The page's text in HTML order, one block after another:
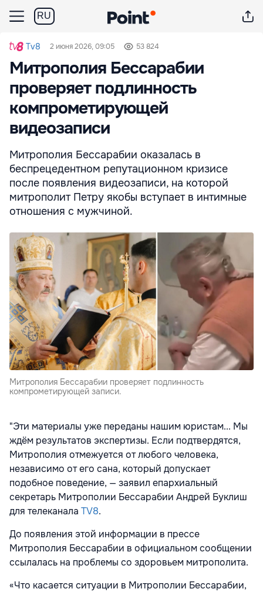
RU
Tv8 2 июня 2026, 09:05 53 824
Митрополия Бессарабии
проверяет подлинность
компрометирующей
видеозаписи
Митрополия Бессарабии оказалась в
беспрецедентном репутационном кризисе
после появления видеозаписи, на которой
митрополит Петру якобы вступает в интимные
отношения с мужчиной.
Митрополия Бессарабии проверяет подлинность
компрометирующей записи.
"Эти материалы уже переданы нашим юристам... Мы
ждём результатов экспертизы. Если подтвердятся,
Митрополия отмежуется от любого человека,
независимо от его сана, который допускает
подобное поведение, — заявил епархиальный
секретарь Митрополии Бессарабии Андрей Буклиш
для телеканала TV8.
До появления этой информации в прессе
Митрополия Бессарабии в официальном сообщении
ссылалась на проблемы со здоровьем митрополита.
«Что касается ситуации в Митрополии Бессарабии,